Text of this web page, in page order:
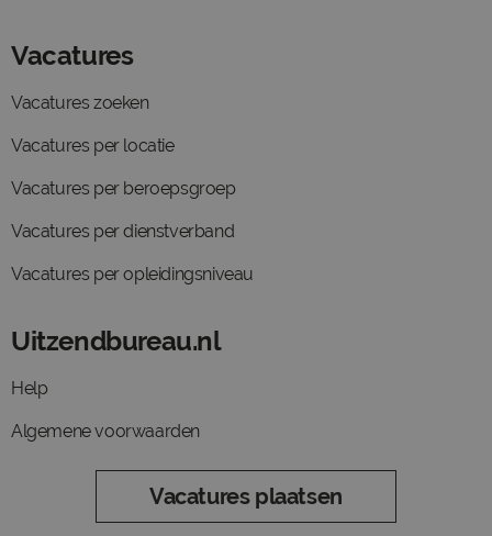
Vacatures
Vacatures zoeken
Vacatures per locatie
Vacatures per beroepsgroep
Vacatures per dienstverband
Vacatures per opleidingsniveau
Uitzendbureau.nl
Help
Algemene voorwaarden
Vacatures plaatsen